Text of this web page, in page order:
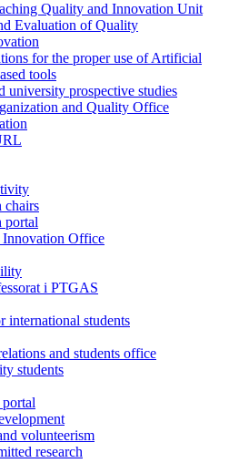
Quality and Innovation Unit
Evaluation of Quality
for the proper use of Artificial
tools
university prospective studies
and Quality Office
chairs
portal
Innovation Office
i PTGAS
international students
and students office
students
volunteerism
research